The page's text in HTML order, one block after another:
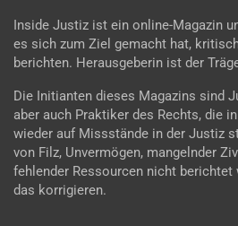
Inside Justiz ist ein online-Magazin
es sich zum Ziel gemacht hat,
berichten. Herausgeberin ist der
Die Initianten dieses Magazins sind
aber auch Praktiker des Rechts, die
wieder auf Missstände in der Justiz
von Filz, Unvermögen, mangelnder
fehlender Ressourcen nicht berichtet
das korrigieren.